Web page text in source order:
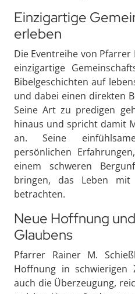
Einzigartige
erleben
Die Eventreihe von
einzigartige
Bibelgeschichten auf
und dabei einen direkten
Seine Art zu predigen
hinaus und spricht damit
an. Seine
persönlichen
einem schweren
bringen, das Leben
betrachten.
Neue Hoffnung
Glaubens
Pfarrer Rainer M.
Hoffnung in
auch die Überzeugung,